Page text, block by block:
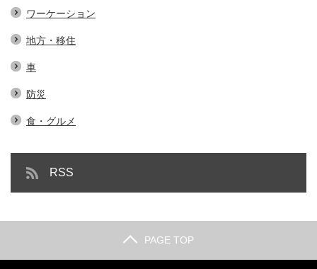
ワーケーション
地方・移住
車
防災
食・グルメ
RSS
PAGE TOP